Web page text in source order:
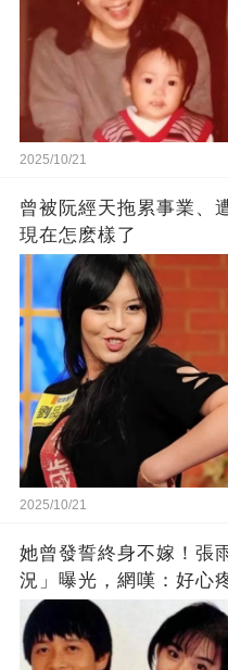
2025/10/21
曾被阮經天拖累事業、
現在怎麽樣了
2025/10/21
她曾發誓終身不嫁！張
況」曝光，網嘆：好心